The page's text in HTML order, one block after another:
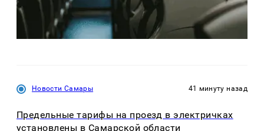
Новости Самары 41 минуту назад
Предельные тарифы на проезд в электричках
установлены в Самарской области